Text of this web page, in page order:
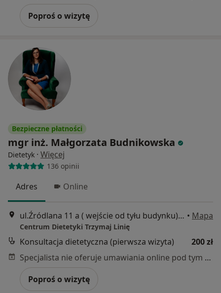
Poproś o wizytę
Bezpieczne płatności
mgr inż. Małgorzata Budnikowska
Dietetyk · Więcej
136 opinii
Adres Online
ul.Źródlana 11 a ( wejście od tyłu budynku), Poznań • Mapa
Centrum Dietetyki Trzymaj Linię
Konsultacja dietetyczna (pierwsza wizyta)
200 zł
Specjalista nie oferuje umawiania online pod tym adresem.
Poproś o wizytę